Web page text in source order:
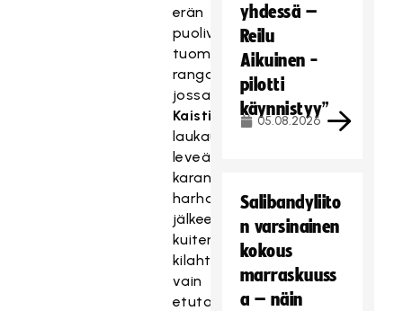
erän
puolivälissä
tuomittu
rangaistuslaukaus,
jossa
Leea
Kaisti
laukaus
leveäksi
karanneen
harhautuksen
jälkeen
kuitenkin
kilahti
vain
etutolppaan.
yhdessä –
Reilu
Aikuinen -
pilotti
käynnistyy”
05.08.2026
Salibandyliito
n varsinainen
kokous
marraskuuss
a – näin